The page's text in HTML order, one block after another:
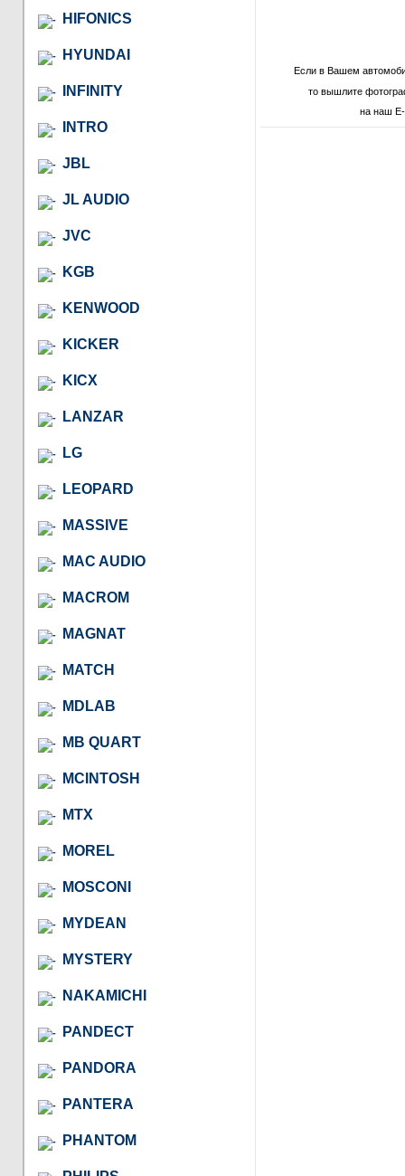
HIFONICS
HYUNDAI
INFINITY
INTRO
JBL
JL AUDIO
JVC
KGB
KENWOOD
KICKER
KICX
LANZAR
LG
LEOPARD
MASSIVE
MAC AUDIO
MACROM
MAGNAT
MATCH
MDLAB
MB QUART
MCINTOSH
MTX
MOREL
MOSCONI
MYDEAN
MYSTERY
NAKAMICHI
PANDECT
PANDORA
PANTERA
PHANTOM
Если в Вашем
то вышлите
на наш